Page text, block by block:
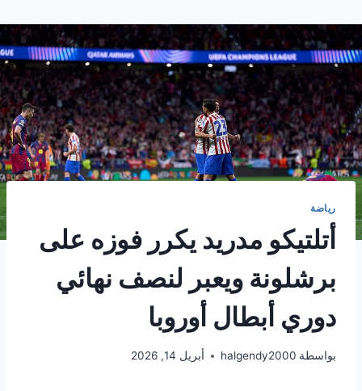
رياضة
أتلتيكو مدريد يكرر فوزه على
برشلونة ويعبر لنصف نهائي
دوري أبطال أوروبا
بواسطة halgendy2000 أبريل 14, 2026